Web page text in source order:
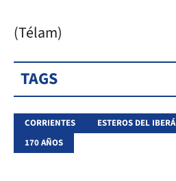
(Télam)
TAGS
CORRIENTES ESTEROS DEL IBERÁ
170 AÑOS